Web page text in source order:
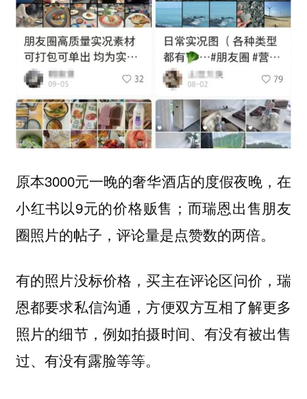
原本3000元一晚的奢华酒店的度假夜晚，在
小红书以9元的价格贩售；而瑞恩出售朋友
圈照片的帖子，评论量是点赞数的两倍。
有的照片没标价格，买主在评论区问价，瑞
恩都要求私信沟通，方便双方互相了解更多
照片的细节，例如拍摄时间、有没有被出售
过、有没有露脸等等。